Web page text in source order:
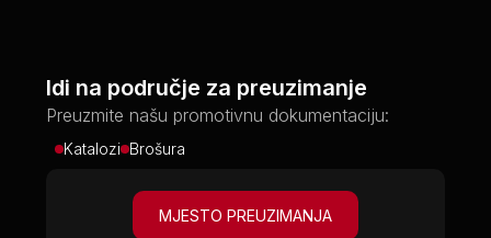
Idi na područje za preuzimanje
Preuzmite našu promotivnu dokumentaciju:
Katalozi Brošura
MJESTO PREUZIMANJA